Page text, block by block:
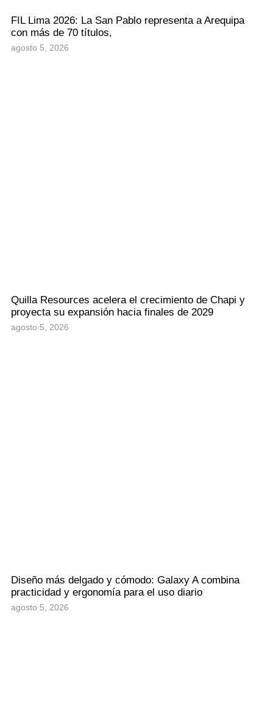
FIL Lima 2026: La San Pablo representa a Arequipa
con más de 70 títulos,
agosto 5, 2026
Quilla Resources acelera el crecimiento de Chapi y
proyecta su expansión hacia finales de 2029
agosto 5, 2026
Diseño más delgado y cómodo: Galaxy A combina
practicidad y ergonomía para el uso diario
agosto 5, 2026